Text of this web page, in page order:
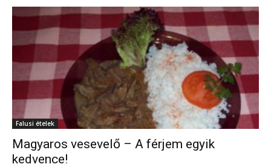
Falusi ételek
Magyaros vesevelő – A férjem egyik
kedvence!